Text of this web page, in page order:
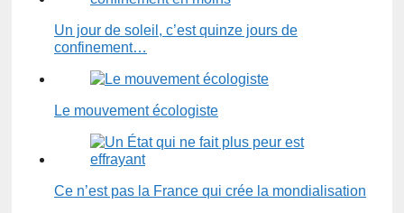
Un jour de soleil, c’est quinze jours de
confinement…
Le mouvement écologiste
Ce n’est pas la France qui crée la mondialisation